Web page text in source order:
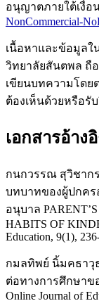
อนุญาตภายใต้เงื่อ
NonCommercial-
เนื้อหาและข้อมูลใ
วิทยาลัยสันตพล ถื
เขียนบทความโดย
ต้องเห็นด้วยหรือรั
เอกสารอ้าง
กนกวรรณ สุวิชาก
บทบาทของผู้ปกคร
อนุบาล
HABITS OF
Education, 9(1),
กมลทิพย์ นิ้มคธาวุ
ต่อทางการศึกษาข
Online Journal of